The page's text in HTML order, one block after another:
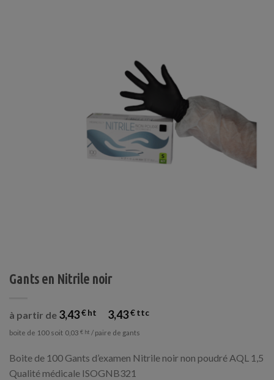
Gants en Nitrile noir
à partir de 3,43€ 3,43€
boite de 100 soit 0,03 € / paire de gants
Boite de 100 Gants d’examen Nitrile noir non poudré AQL 1,5
Qualité médicale ISOGNB321